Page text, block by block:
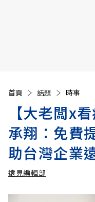
首頁 話題 時事
【大老闆x
承翔：免費
助台灣企業
遠見編輯部